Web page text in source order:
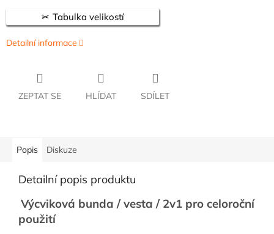
Tabulka velikostí
Detailní informace
ZEPTAT SE HLÍDAT SDÍLET
Popis Diskuze
Detailní popis produktu
Výcviková bunda / vesta / 2v1 pro celoroční
použití